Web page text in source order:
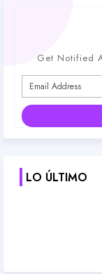
Get Notified
LO ÚLTIMO